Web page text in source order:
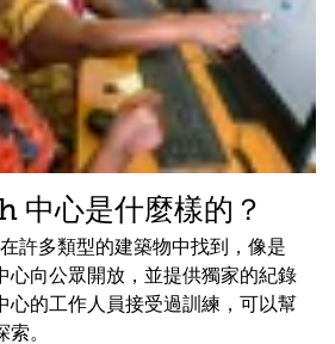
中心是什麼樣的？
許多類型的建築物中找到，像是
心向公眾開放，並提供獨家的紀錄
心的工作人員接受過訓練，可以幫
。